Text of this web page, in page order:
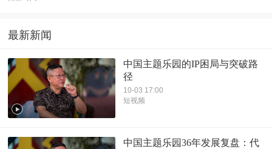
最新新闻
中国主题乐园的IP困局与突破路
径
10-03 17:00
短视频
中国主题乐园36年发展复盘：代